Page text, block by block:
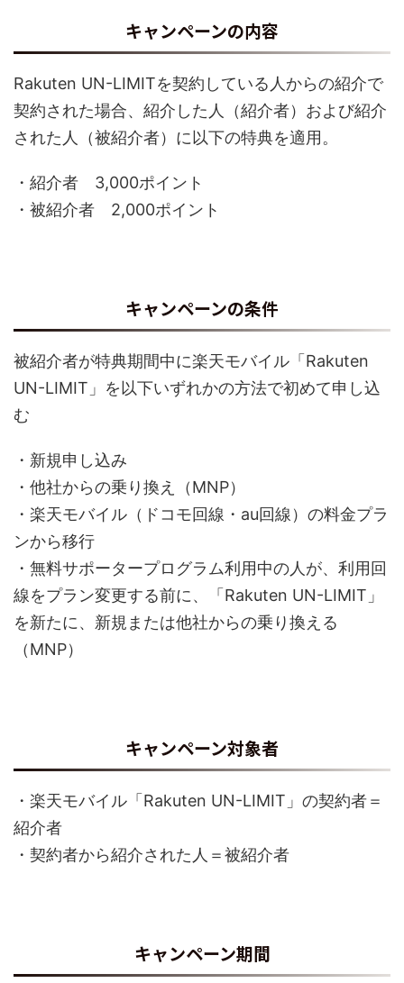
キャンペーンの内容
Rakuten UN-LIMITを契約している人からの紹介で
契約された場合、紹介した人（紹介者）および紹介
された人（被紹介者）に以下の特典を適用。
・紹介者 3,000ポイント
・被紹介者 2,000ポイント
キャンペーンの条件
被紹介者が特典期間中に楽天モバイル「Rakuten
UN-LIMIT」を以下いずれかの方法で初めて申し込
む
・新規申し込み
・他社からの乗り換え（MNP）
・楽天モバイル（ドコモ回線・au回線）の料金プラ
ンから移行
・無料サポータープログラム利用中の人が、利用回
線をプラン変更する前に、「Rakuten UN-LIMIT」
を新たに、新規または他社からの乗り換える
（MNP）
キャンペーン対象者
・楽天モバイル「Rakuten UN-LIMIT」の契約者＝
紹介者
・契約者から紹介された人＝被紹介者
キャンペーン期間